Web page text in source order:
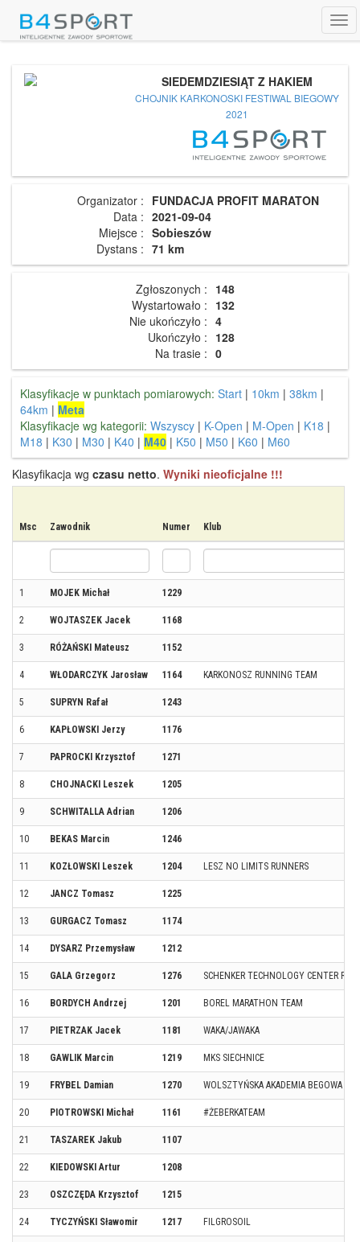
SIEDEMDZIESIĄT Z HAKIEM
CHOJNIK KARKONOSKI FESTIWAL BIEGOWY
2021
Organizator : FUNDACJA PROFIT MARATON
Data : 2021-09-04
Miejsce : Sobieszów
Dystans : 71 km
Zgłoszonych : 148
Wystartowało : 132
Nie ukończyło : 4
Ukończyło : 128
Na trasie : 0
Klasyfikacje w punktach pomiarowych: Start | 10km | 38km |
64km | Meta
Klasyfikacje wg kategorii: Wszyscy | K-Open | M-Open | K18 |
M18 | K30 | M30 | K40 | M40 | K50 | M50 | K60 | M60
Klasyfikacja wg czasu netto. Wyniki nieoficjalne !!!
Msc Zawodnik Numer Klub
1 MOJEK Michał 1229
2 WOJTASZEK Jacek 1168
3 RÓŻAŃSKI Mateusz 1152
4 WŁODARCZYK Jarosław 1164 KARKONOSZ RUNNING TEAM
5 SUPRYN Rafał 1243
6 KAPŁOWSKI Jerzy 1176
7 PAPROCKI Krzysztof 1271
8 CHOJNACKI Leszek 1205
9 SCHWITALLA Adrian 1206
10 BEKAS Marcin 1246
11 KOZŁOWSKI Leszek 1204 LESZ NO LIMITS RUNNERS
12 JANCZ Tomasz 1225
13 GURGACZ Tomasz 1174
14 DYSARZ Przemysław 1212
15 GALA Grzegorz 1276 SCHENKER TECHNOLOGY CENTER
16 BORDYCH Andrzej 1201 BOREL MARATHON TEAM
17 PIETRZAK Jacek 1181 WAKA/JAWAKA
18 GAWLIK Marcin 1219 MKS SIECHNICE
19 FRYBEL Damian 1270 WOLSZTYŃSKA AKADEMIA BEGOWA
20 PIOTROWSKI Michał 1161 #ŻEBERKATEAM
21 TASZAREK Jakub 1107
22 KIEDOWSKI Artur 1208
23 OSZCZĘDA Krzysztof 1215
24 TYCZYŃSKI Sławomir 1217 FILGROSOIL